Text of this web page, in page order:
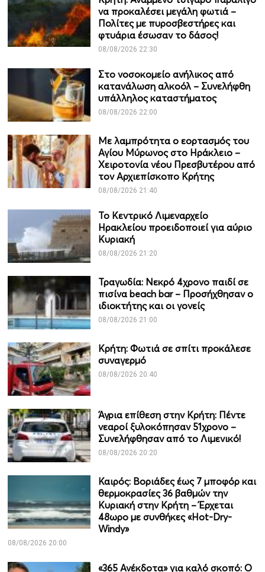
να προκαλέσει μεγάλη φωτιά –
Πολίτες με πυροσβεστήρες και
φτυάρια έσωσαν το δάσος!
08/08/2026 22:30
Στο νοσοκομείο ανήλικος από
κατανάλωση αλκοόλ – Συνελήφθη
υπάλληλος καταστήματος
08/08/2026 22:00
Με λαμπρότητα ο εορτασμός του
Αγίου Μύρωνος στο Ηράκλειο –
Χειροτονία νέου Πρεσβυτέρου από
τον Αρχιεπίσκοπο Κρήτης
08/08/2026 21:40
Το Κεντρικό Λιμεναρχείο
Ηρακλείου προειδοποιεί για αύριο
Κυριακή
08/08/2026 21:20
Τραγωδία: Νεκρό 4χρονο παιδί σε
πισίνα beach bar – Προσήχθησαν ο
ιδιοκτήτης και οι γονείς
08/08/2026 21:00
Κρήτη: Φωτιά σε σπίτι προκάλεσε
συναγερμό
08/08/2026 20:40
Άγρια επίθεση στην Κρήτη: Πέντε
νεαροί ξυλοκόπησαν 51χρονο –
Συνελήφθησαν από το Λιμενικό!
08/08/2026 20:20
Καιρός: Βοριάδες έως 7 μποφόρ και
θερμοκρασίες 36 βαθμών την
Κυριακή στην Κρήτη – Έρχεται
48ωρο με συνθήκες «Hot-Dry-
Windy»
08/08/2026 20:00
«365 Ανέκδοτα» για καλό σκοπό: Ο